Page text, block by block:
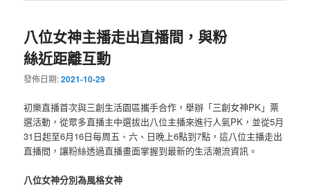
八位女神主播走出直播間，與粉
絲近距離互動
發佈日期:2021-10-29
初樂直播首次與三創生活園區攜手合作，舉辦「三創女神PK」票
選活動，從眾多直播主中選拔出八位主播來進行人氣PK，並從5月
31日起至6月16日每周五、六、日晚上6點到7點，這八位主播走出
直播間，讓粉絲透過直播畫面掌握到最新的生活潮流資訊。
八位女神分別為風格女神